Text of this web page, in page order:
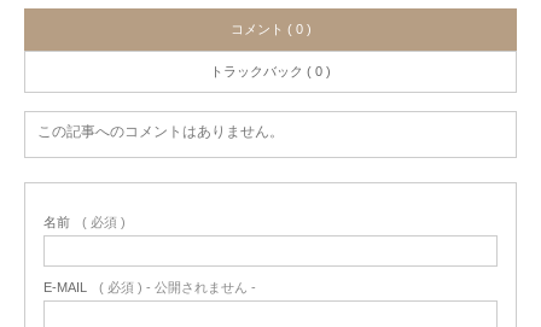
コメント ( 0 )
トラックバック ( 0 )
この記事へのコメントはありません。
名前 ( 必須 )
E-MAIL ( 必須 ) - 公開されません -